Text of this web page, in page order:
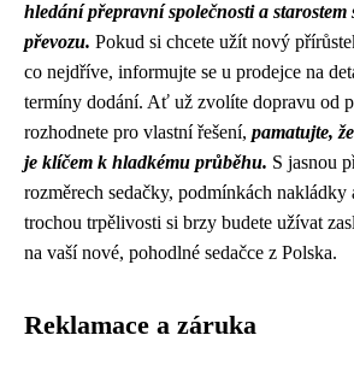
hledání přepravní společnosti a starostem
převozu. Pokud si chcete užít nový
co nejdříve, informujte se u prodejce na
termíny dodání. Ať už zvolíte dopravu od
rozhodnete pro vlastní řešení, pamatujte,
je klíčem k hladkému průběhu. S jasnou
rozměrech sedačky, podmínkách
trochou trpělivosti si brzy budete užívat
na vaší nové, pohodlné sedačce z Polska.
Reklamace a záruka